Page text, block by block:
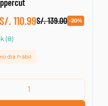
. 110.99S/. 139.00 -20%
(8)
día hábil